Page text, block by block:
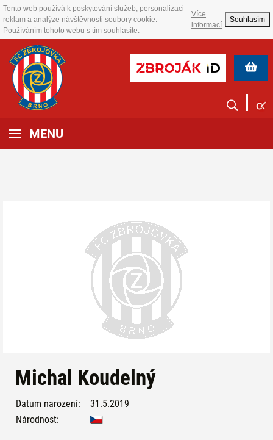
Tento web používá k poskytování služeb, personalizaci
reklam a analýze návštěvnosti soubory cookie.
Používáním tohoto webu s tím souhlasíte.
Více
informací
Souhlasím
MENU
Michal Koudelný
Datum narození:
31.5.2019
Národnost: